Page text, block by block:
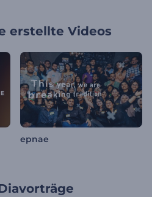
erstellte Videos
epnae